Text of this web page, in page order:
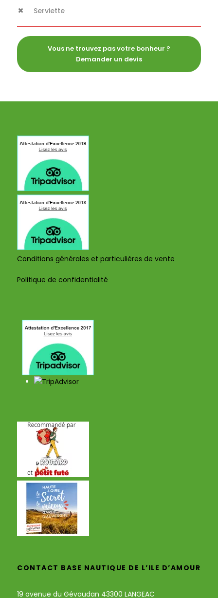
Serviette
Vous ne trouvez pas votre bonheur ?
Demander un devis
Conditions générales et particulières de vente
Politique de confidentialité
CONTACT BASE NAUTIQUE DE L’ILE D’AMOUR
19 avenue du Gévaudan 43300 LANGEAC